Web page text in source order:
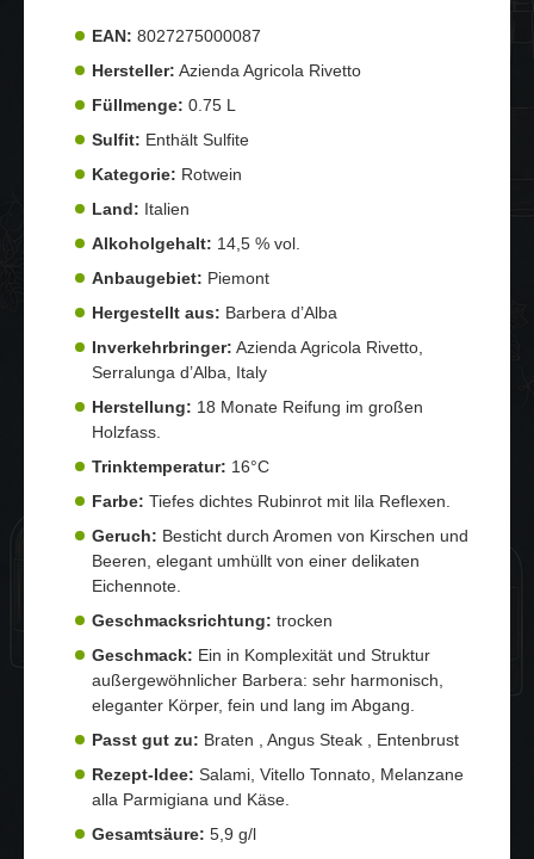
EAN: 8027275000087
Hersteller: Azienda Agricola Rivetto
Füllmenge: 0.75 L
Sulfit: Enthält Sulfite
Kategorie: Rotwein
Land: Italien
Alkoholgehalt: 14,5 % vol.
Anbaugebiet: Piemont
Hergestellt aus: Barbera d’Alba
Inverkehrbringer: Azienda Agricola Rivetto,
Serralunga d’Alba, Italy
Herstellung: 18 Monate Reifung im großen
Holzfass.
Trinktemperatur: 16°C
Farbe: Tiefes dichtes Rubinrot mit lila Reflexen.
Geruch: Besticht durch Aromen von Kirschen und
Beeren, elegant umhüllt von einer delikaten
Eichennote.
Geschmacksrichtung: trocken
Geschmack: Ein in Komplexität und Struktur
außergewöhnlicher Barbera: sehr harmonisch,
eleganter Körper, fein und lang im Abgang.
Passt gut zu: Braten , Angus Steak , Entenbrust
Rezept-Idee: Salami, Vitello Tonnato, Melanzane
alla Parmigiana und Käse.
Gesamtsäure: 5,9 g/l